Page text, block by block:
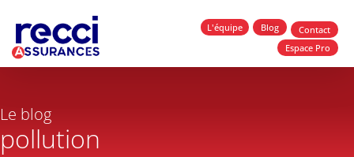
L'équipe Blog
Contact
Espace Pro
Le blog
pollution